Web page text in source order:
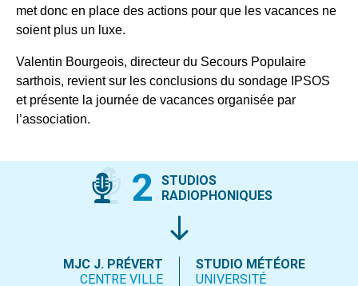
met donc en place des actions pour que les vacances ne
soient plus un luxe.
Valentin Bourgeois, directeur du Secours Populaire
sarthois, revient sur les conclusions du sondage IPSOS
et présente la journée de vacances organisée par
l’association.
2
STUDIOS
RADIOPHONIQUES
MJC J. PRÉVERT
CENTRE VILLE
STUDIO MÉTÉORE
UNIVERSITÉ